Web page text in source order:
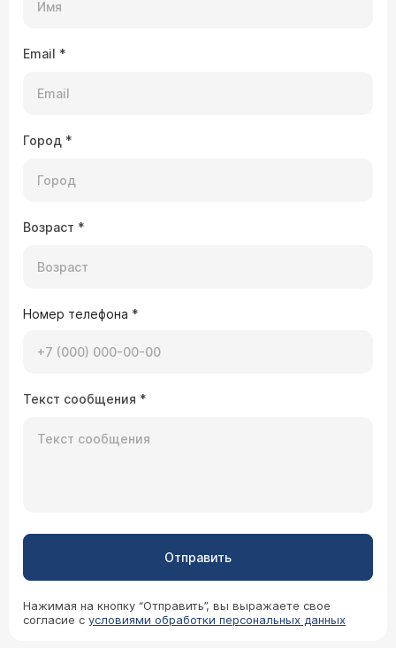
Email *
Город *
Возраст *
Номер телефона *
Текст сообщения *
Отправить
Нажимая на кнопку “Отправить”, вы выражаете свое
согласие с условиями обработки персональных данных